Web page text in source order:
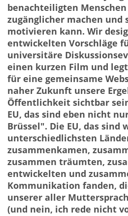
benachteiligten Menschen
zugänglicher machen und
motivieren kann. Wir
entwickelten Vorschläge
universitäre
einen kurzen Film und
für eine gemeinsame
naher Zukunft unsere
Öffentlichkeit sichtbar
EU, das sind eben nicht
Brüssel". Die EU, das sind
unterschiedlichsten
zusammenkamen,
zusammen träumten,
entwickelten und
Kommunikation fanden,
unserer aller
(und nein, ich rede nicht